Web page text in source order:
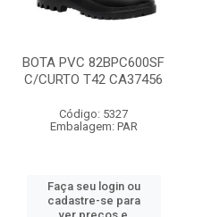
BOTA PVC 82BPC600SF
C/CURTO T42 CA37456
Código: 5327
Embalagem: PAR
Faça seu login ou
cadastre-se para